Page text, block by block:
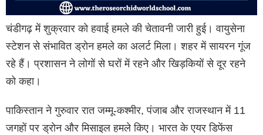
चंडीगढ़ में शुक्रवार को हवाई हमले की चेतावनी जारी हुई। वायुसेना
स्टेशन से संभावित ड्रोन हमले का अलर्ट मिला। शहर में सायरन गूंज
रहे हैं। प्रशासन ने लोगों से घरों में रहने और खिड़कियों से दूर रहने
को कहा।
पाकिस्तान ने गुरुवार रात जम्मू-कश्मीर, पंजाब और राजस्थान में 11
जगहों पर ड्रोन और मिसाइल हमले किए। भारत के एयर डिफेंस